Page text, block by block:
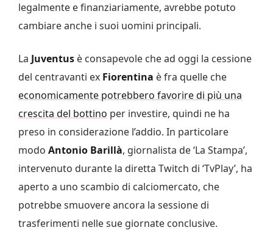
legalmente e finanziariamente, avrebbe potuto
cambiare anche i suoi uomini principali.
La Juventus è consapevole che ad oggi la cessione
del centravanti ex Fiorentina è fra quelle che
economicamente potrebbero favorire di più una
crescita del bottino per investire, quindi ne ha
preso in considerazione l’addio. In particolare
modo Antonio Barillà, giornalista de ‘La Stampa’,
intervenuto durante la diretta Twitch di ‘TvPlay’, ha
aperto a uno scambio di calciomercato, che
potrebbe smuovere ancora la sessione di
trasferimenti nelle sue giornate conclusive.